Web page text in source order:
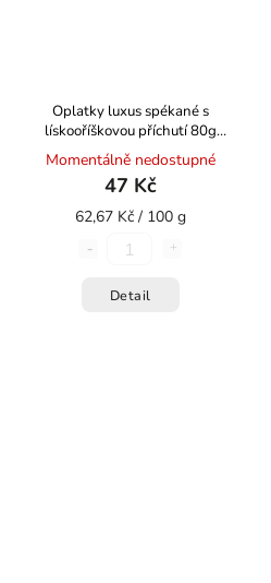
Oplatky luxus spékané s
lískooříškovou příchutí 80g
HOŘICKÉ TRUBIČKY
Momentálně nedostupné
47 Kč
62,67 Kč / 100 g
Detail